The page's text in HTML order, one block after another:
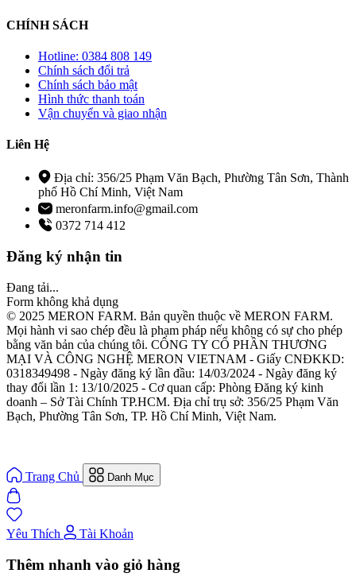
CHÍNH SÁCH
Hotline: 0384 808 149
Chính sách đổi trả
Chính sách bảo mật
Hình thức thanh toán
Vận chuyển và giao nhận
Liên Hệ
Địa chỉ: 356/25 Phạm Văn Bạch, Phường Tân Sơn, Thành
phố Hồ Chí Minh, Việt Nam
meronfarm.info@gmail.com
0372 714 412
Đăng ký nhận tin
Đang tải...
Form không khả dụng
© 2025 MERON FARM. Bản quyền thuộc về MERON FARM.
Mọi hành vi sao chép đều là phạm pháp nếu không có sự cho phép
bằng văn bản của chúng tôi. CÔNG TY CỔ PHẦN THƯƠNG
MẠI VÀ CÔNG NGHỆ MERON VIETNAM - Giấy CNĐKKD:
0318349498 - Ngày đăng ký lần đầu: 14/03/2024 - Ngày đăng ký
thay đổi lần 1: 13/10/2025 - Cơ quan cấp: Phòng Đăng ký kinh
doanh – Sở Tài Chính TP.HCM. Địa chỉ trụ sở: 356/25 Phạm Văn
Bạch, Phường Tân Sơn, TP. Hồ Chí Minh, Việt Nam.
Trang Chủ Danh Mục
Yêu Thích Tài Khoản
Thêm nhanh vào giỏ hàng